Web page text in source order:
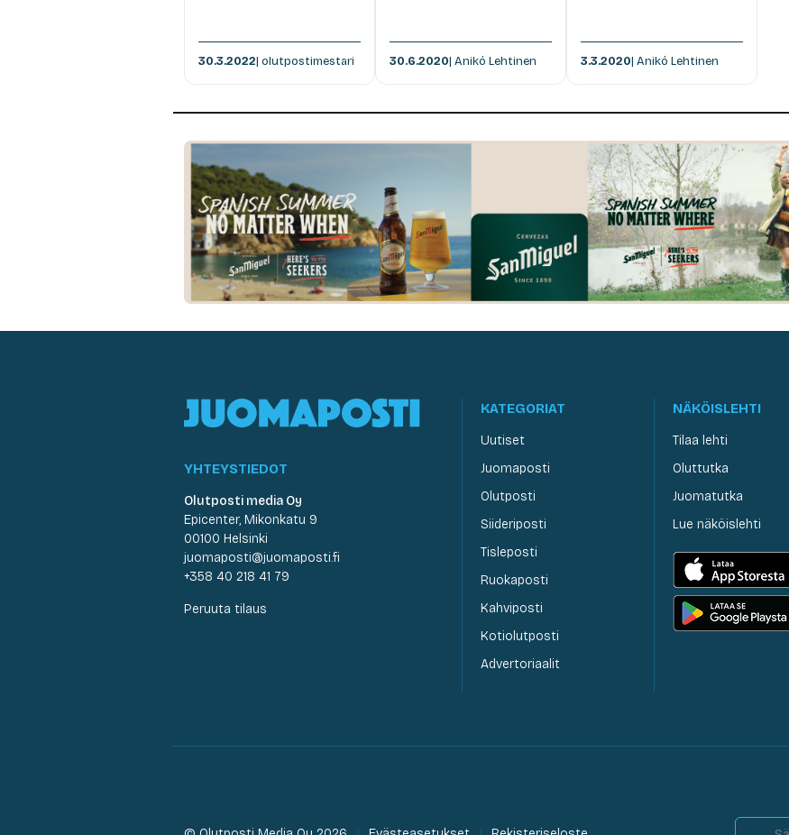
30.3.2022| olutpostimestari 30.6.2020| Anikó Lehtinen 3.3.2020| Anikó Lehtinen
YHTEYSTIEDOT
Olutposti media Oy
Epicenter, Mikonkatu 9
00100 Helsinki
juomaposti@juomaposti.fi
+358 40 218 41 79
Peruuta tilaus
KATEGORIAT
Uutiset
Juomaposti
Olutposti
Siideriposti
Tisleposti
Ruokaposti
Kahviposti
Kotiolutposti
Advertoriaalit
NÄKÖISLEHTI
Tilaa lehti
Oluttutka
Juomatutka
Lue näköislehti